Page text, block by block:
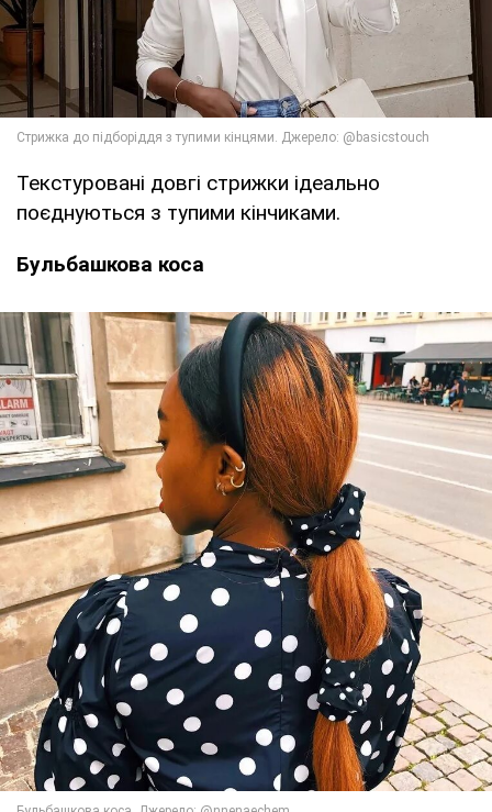
Текстуровані довгі стрижки ідеально
поєднуються з тупими кінчиками.
Бульбашкова коса